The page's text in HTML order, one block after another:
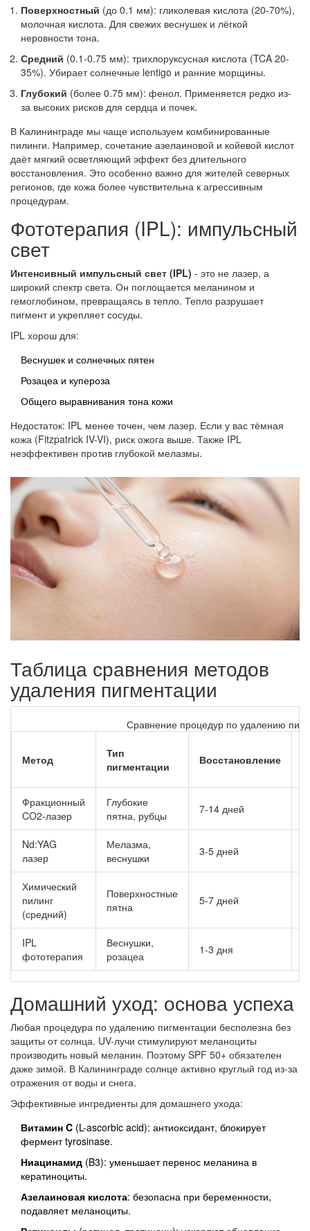
Поверхностный (до 0.1 мм): гликолевая кислота (20-70%),
молочная кислота. Для свежих веснушек и лёгкой
неровности тона.
Средний (0.1-0.75 мм): трихлоруксусная кислота (TCA 20-
35%). Убирает солнечные lentigo и ранние морщины.
Глубокий (более 0.75 мм): фенол. Применяется редко из-
за высоких рисков для сердца и почек.
В Калининграде мы чаще используем комбинированные
пилинги. Например, сочетание азелаиновой и койевой кислот
даёт мягкий осветляющий эффект без длительного
восстановления. Это особенно важно для жителей северных
регионов, где кожа более чувствительна к агрессивным
процедурам.
Фототерапия (IPL): импульсный
свет
Интенсивный импульсный свет (IPL) - это не лазер, а
широкий спектр света. Он поглощается меланином и
гемоглобином, превращаясь в тепло. Тепло разрушает
пигмент и укрепляет сосуды.
IPL хорош для:
Веснушек и солнечных пятен
Розацеа и купероза
Общего выравнивания тона кожи
Недостаток: IPL менее точен, чем лазер. Если у вас тёмная
кожа (Fitzpatrick IV-VI), риск ожога выше. Также IPL
неэффективен против глубокой мелазмы.
Таблица сравнения методов
удаления пигментации
Сравнение процедур по удалению
Метод
Тип
пигментации
Восстановление
Фракционный
CO2-лазер
Глубокие
пятна, рубцы
7-14 дней
Nd:YAG
лазер
Мелазма,
веснушки
3-5 дней
Химический
пилинг
(средний)
Поверхностные
пятна
5-7 дней
IPL
фототерапия
Веснушки,
розацеа
1-3 дня
Домашний уход: основа успеха
Любая процедура по удалению пигментации бесполезна без
защиты от солнца. UV-лучи стимулируют меланоциты
производить новый меланин. Поэтому SPF 50+ обязателен
даже зимой. В Калининграде солнце активно круглый год из-за
отражения от воды и снега.
Эффективные ингредиенты для домашнего ухода:
Витамин C (L-ascorbic acid): антиоксидант, блокирует
фермент tyrosinase.
Ниацинамид (B3): уменьшает перенос меланина в
кератиноциты.
Азелаиновая кислота: безопасна при беременности,
подавляет меланоциты.